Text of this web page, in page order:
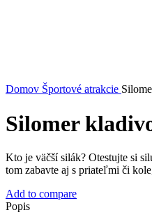
Domov Športové atrakcie
Silomer
Kto je väčší silák? Otestujte si
tom zabavte aj s priateľmi či
Add to compare
Popis